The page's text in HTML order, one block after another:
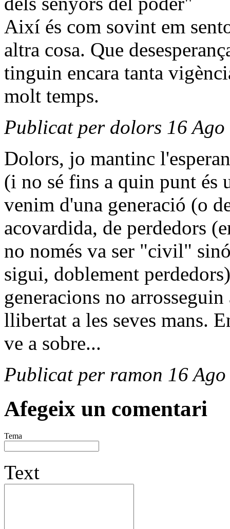
Així és com sovint em
altra cosa. Que
tinguin encara tanta
molt temps.
Publicat per dolors 16
Dolors, jo mantinc
(i no sé fins a quin punt és
venim d'una generació (o
acovardida, de perdedors
no només va ser "civil"
sigui, doblement
generacions no
llibertat a les seves mans.
ve a sobre...
Publicat per ramon 16
Afegeix un comentari
Tema
Text